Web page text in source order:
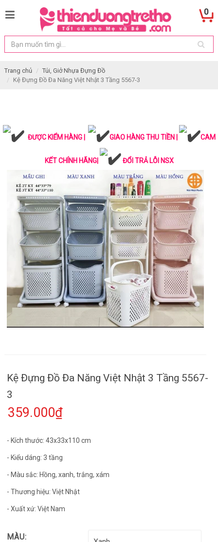
0
Trang chủ
Túi, Giở Nhựa Đựng Đồ
Kệ Đựng Đồ Đa Năng Việt Nhật 3 Tầng 5567-3
ĐƯỢC KIỂM HÀNG | GIAO HÀNG THU TIỀN | CAM
KẾT CHÍNH HÃNG| ĐỔI TRẢ LỖI NSX
Kệ Đựng Đồ Đa Năng Việt Nhật 3 Tầng 5567-
3
359.000₫
- Kích thước: 43x33x110 cm
- Kiểu dáng: 3 tầng
- Màu sắc: Hồng, xanh, trắng, xám
- Thương hiệu: Việt Nhật
- Xuất xứ: Việt Nam
MÀU: